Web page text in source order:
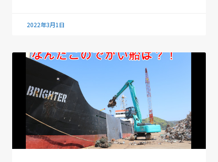
2022年3月1日